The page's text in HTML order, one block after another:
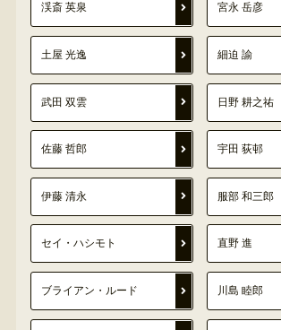
渓斎 英泉 宮永 岳彦
土屋 光逸 細迫 諭
武田 双雲 日野 耕之祐
佐藤 哲郎 宇田 荻邨
伊藤 清永 服部 和三郎
セイ・ハシモト 直野 進
ブライアン・ルード 川島 睦郎